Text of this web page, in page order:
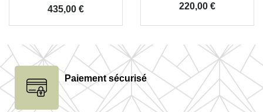
Prix
435,00 € Prix
220,00 €
Paiement sécurisé